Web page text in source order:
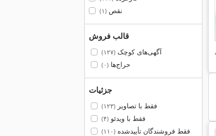
نقص(۱)
قالب فروش
آگهی‌های کوچک(۱۲۷)
حراج‌ها(۰)
جزئیات
فقط با تصاویر(۱۲۳)
فقط با ویدئو(۴)
فقط فروشندگان تأییدشده(۱۱۰)
Dreher آهن Alpine